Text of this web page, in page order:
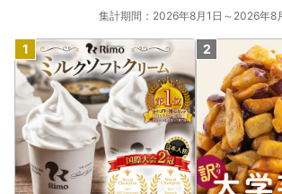
集計期間：2026年8月1日～2026年8